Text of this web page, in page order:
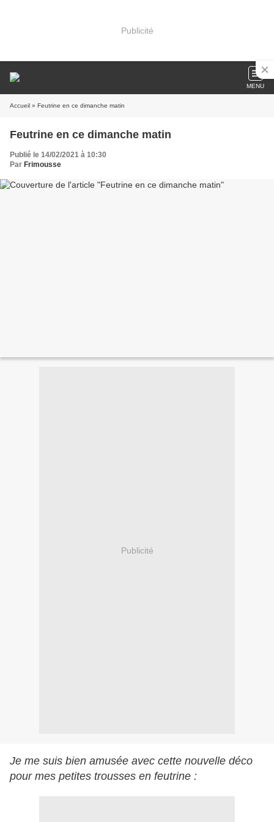
Publicité
MENU
Accueil » Feutrine en ce dimanche matin
Feutrine en ce dimanche matin
Publié le 14/02/2021 à 10:30
Par Frimousse
Publicité
Je me suis bien amusée avec cette nouvelle déco
pour mes petites trousses en feutrine :